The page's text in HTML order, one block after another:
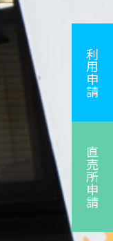
利用申請
直売所申請